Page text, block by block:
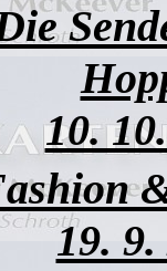
10.
19. 9.